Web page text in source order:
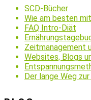
SCD-Bücher
Wie am besten
FAQ Intro-Diät
Zeitmanagement
Websites, Blogs
Der lange Weg